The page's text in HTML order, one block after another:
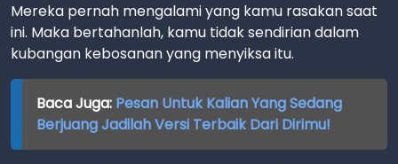
Mereka pernah mengalami yang kamu rasakan saat
ini. Maka bertahanlah, kamu tidak sendirian dalam
kubangan kebosanan yang menyiksa itu.
Baca Juga: Pesan Untuk Kalian Yang Sedang
Berjuang Jadilah Versi Terbaik Dari Dirimu!